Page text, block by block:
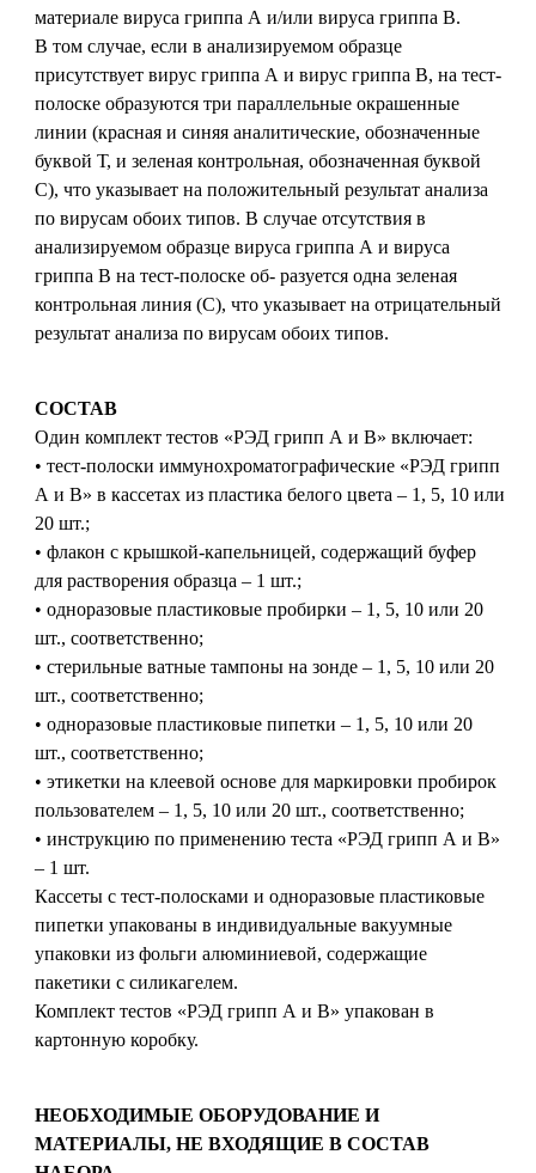
материале вируса гриппа А и/или вируса гриппа В.
В том случае, если в анализируемом образце
присутствует вирус гриппа А и вирус гриппа В, на тест-
полоске образуются три параллельные окрашенные
линии (красная и синяя аналитические, обозначенные
буквой Т, и зеленая контрольная, обозначенная буквой
С), что указывает на положительный результат анализа
по вирусам обоих типов. В случае отсутствия в
анализируемом образце вируса гриппа А и вируса
гриппа В на тест-полоске об- разуется одна зеленая
контрольная линия (С), что указывает на отрицательный
результат анализа по вирусам обоих типов.
СОСТАВ
Один комплект тестов «РЭД грипп А и В» включает:
• тест-полоски иммунохроматографические «РЭД грипп
А и В» в кассетах из пластика белого цвета – 1, 5, 10 или
20 шт.;
• флакон с крышкой-капельницей, содержащий буфер
для растворения образца – 1 шт.;
• одноразовые пластиковые пробирки – 1, 5, 10 или 20
шт., соответственно;
• стерильные ватные тампоны на зонде – 1, 5, 10 или 20
шт., соответственно;
• одноразовые пластиковые пипетки – 1, 5, 10 или 20
шт., соответственно;
• этикетки на клеевой основе для маркировки пробирок
пользователем – 1, 5, 10 или 20 шт., соответственно;
• инструкцию по применению теста «РЭД грипп А и В»
– 1 шт.
Кассеты с тест-полосками и одноразовые пластиковые
пипетки упакованы в индивидуальные вакуумные
упаковки из фольги алюминиевой, содержащие
пакетики с силикагелем.
Комплект тестов «РЭД грипп А и В» упакован в
картонную коробку.
НЕОБХОДИМЫЕ ОБОРУДОВАНИЕ И
МАТЕРИАЛЫ, НЕ ВХОДЯЩИЕ В СОСТАВ